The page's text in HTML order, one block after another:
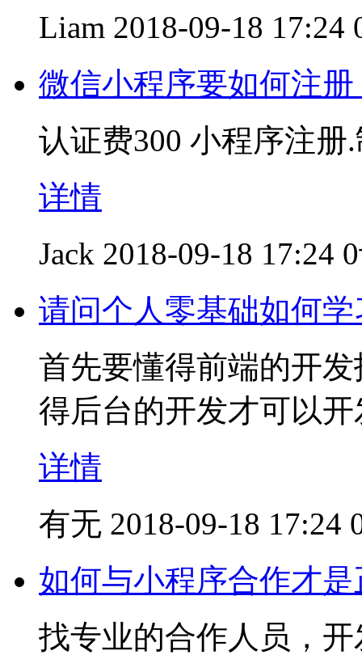
Liam 2018-09-18 17:24
微信小程序要如何注
认证费300 小程序注册
详情
Jack 2018-09-18 17:24
请问个人零基础如何
首先要懂得前端的开
得后台的开发才可以
详情
有无 2018-09-18 17:24
如何与小程序合作才
找专业的合作人员，